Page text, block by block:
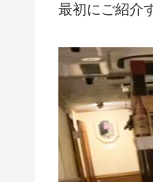
最初にご紹介